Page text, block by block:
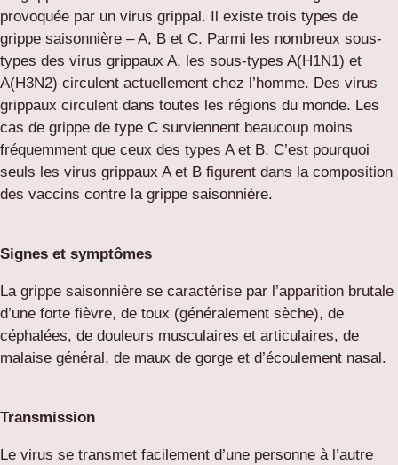
provoquée par un virus grippal. Il existe trois types de
grippe saisonnière – A, B et C. Parmi les nombreux sous-
types des virus grippaux A, les sous-types A(H1N1) et
A(H3N2) circulent actuellement chez l’homme. Des virus
grippaux circulent dans toutes les régions du monde. Les
cas de grippe de type C surviennent beaucoup moins
fréquemment que ceux des types A et B. C’est pourquoi
seuls les virus grippaux A et B figurent dans la composition
des vaccins contre la grippe saisonnière.
Signes et symptômes
La grippe saisonnière se caractérise par l’apparition brutale
d’une forte fièvre, de toux (généralement sèche), de
céphalées, de douleurs musculaires et articulaires, de
malaise général, de maux de gorge et d’écoulement nasal.
Transmission
Le virus se transmet facilement d’une personne à l’autre